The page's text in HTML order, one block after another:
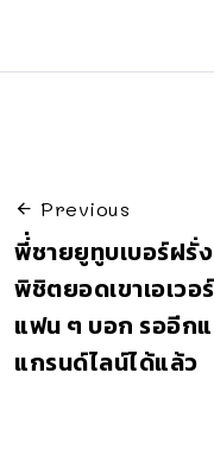
Previous
พี่่ชายยูทูบเบอร์ฝรั่
พิชิตยอดเขาเอเวอ
แฟน ๆ บอก รออีก
แกรนด์ไลน์ได้แล้ว